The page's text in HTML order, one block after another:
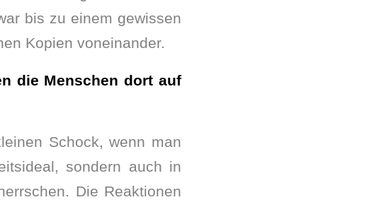
bis zu einem gewissen
Kopien voneinander.
die Menschen dort auf
Schock, wenn man
sondern auch in
Die Reaktionen